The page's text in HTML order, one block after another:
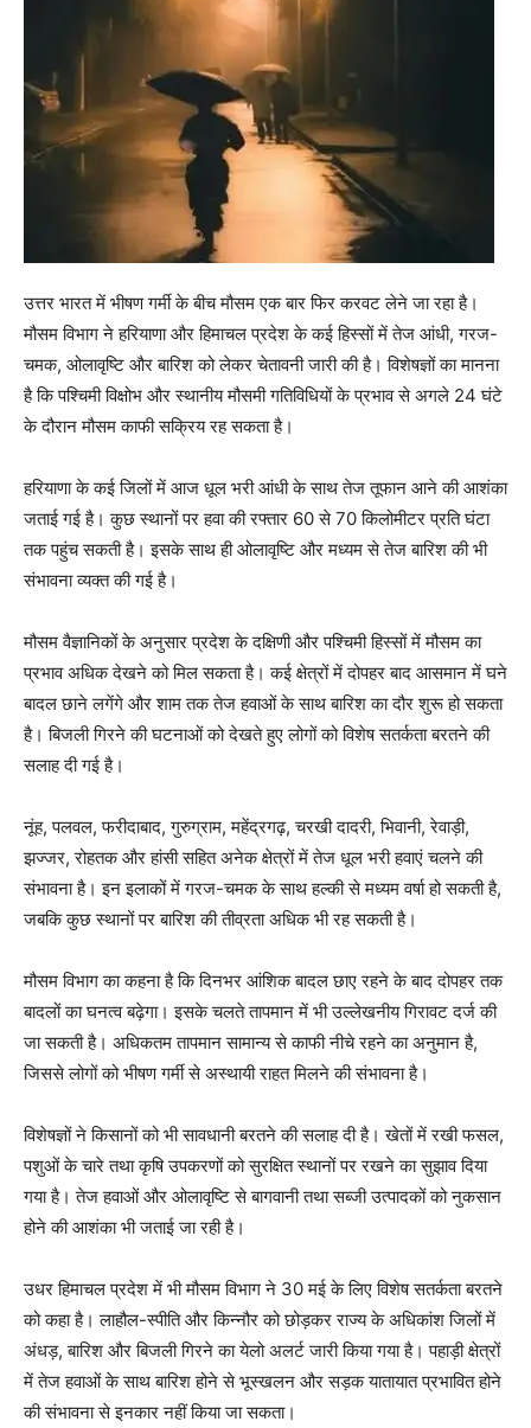
Magazine PRO
उत्तर भारत में भीषण गर्मी के बीच मौसम एक बार फिर करवट लेने जा रहा है।
मौसम विभाग ने हरियाणा और हिमाचल प्रदेश के कई हिस्सों में तेज आंधी, गरज-
चमक, ओलावृष्टि और बारिश को लेकर चेतावनी जारी की है। विशेषज्ञों का मानना
है कि पश्चिमी विक्षोभ और स्थानीय मौसमी गतिविधियों के प्रभाव से अगले 24 घंटे
के दौरान मौसम काफी सक्रिय रह सकता है।
हरियाणा के कई जिलों में आज धूल भरी आंधी के साथ तेज तूफान आने की आशंका
जताई गई है। कुछ स्थानों पर हवा की रफ्तार 60 से 70 किलोमीटर प्रति घंटा
तक पहुंच सकती है। इसके साथ ही ओलावृष्टि और मध्यम से तेज बारिश की भी
संभावना व्यक्त की गई है।
मौसम वैज्ञानिकों के अनुसार प्रदेश के दक्षिणी और पश्चिमी हिस्सों में मौसम का
प्रभाव अधिक देखने को मिल सकता है। कई क्षेत्रों में दोपहर बाद आसमान में घने
बादल छाने लगेंगे और शाम तक तेज हवाओं के साथ बारिश का दौर शुरू हो सकता
है। बिजली गिरने की घटनाओं को देखते हुए लोगों को विशेष सतर्कता बरतने की
सलाह दी गई है।
नूंह, पलवल, फरीदाबाद, गुरुग्राम, महेंद्रगढ़, चरखी दादरी, भिवानी, रेवाड़ी,
झज्जर, रोहतक और हांसी सहित अनेक क्षेत्रों में तेज धूल भरी हवाएं चलने की
संभावना है। इन इलाकों में गरज-चमक के साथ हल्की से मध्यम वर्षा हो सकती है,
जबकि कुछ स्थानों पर बारिश की तीव्रता अधिक भी रह सकती है।
मौसम विभाग का कहना है कि दिनभर आंशिक बादल छाए रहने के बाद दोपहर तक
बादलों का घनत्व बढ़ेगा। इसके चलते तापमान में भी उल्लेखनीय गिरावट दर्ज की
जा सकती है। अधिकतम तापमान सामान्य से काफी नीचे रहने का अनुमान है,
जिससे लोगों को भीषण गर्मी से अस्थायी राहत मिलने की संभावना है।
विशेषज्ञों ने किसानों को भी सावधानी बरतने की सलाह दी है। खेतों में रखी फसल,
पशुओं के चारे तथा कृषि उपकरणों को सुरक्षित स्थानों पर रखने का सुझाव दिया
गया है। तेज हवाओं और ओलावृष्टि से बागवानी तथा सब्जी उत्पादकों को नुकसान
होने की आशंका भी जताई जा रही है।
उधर हिमाचल प्रदेश में भी मौसम विभाग ने 30 मई के लिए विशेष सतर्कता बरतने
को कहा है। लाहौल-स्पीति और किन्नौर को छोड़कर राज्य के अधिकांश जिलों में
अंधड़, बारिश और बिजली गिरने का येलो अलर्ट जारी किया गया है। पहाड़ी क्षेत्रों
में तेज हवाओं के साथ बारिश होने से भूस्खलन और सड़क यातायात प्रभावित होने
की संभावना से इनकार नहीं किया जा सकता।